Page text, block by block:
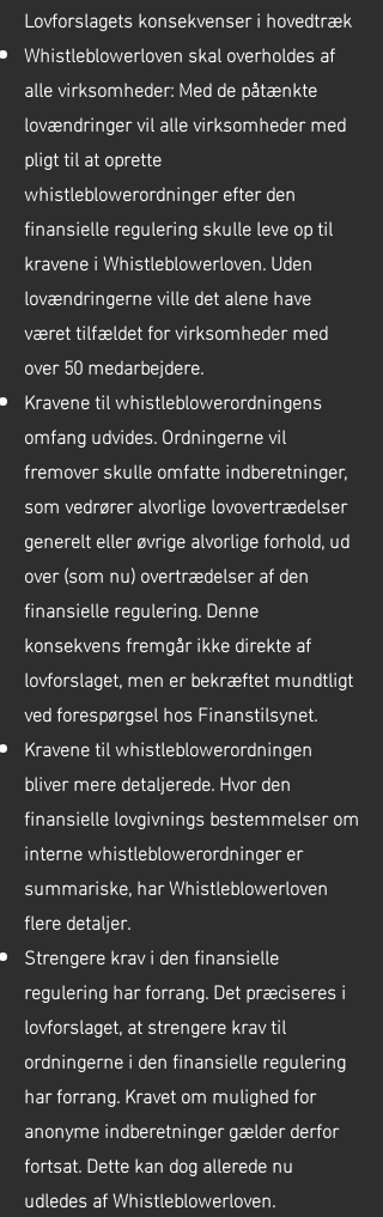
Lovforslagets konsekvenser i hovedtræk
Whistleblowerloven skal overholdes af
alle virksomheder: Med de påtænkte
lovændringer vil alle virksomheder med
pligt til at oprette
whistleblowerordninger efter den
finansielle regulering skulle leve op til
kravene i Whistleblowerloven. Uden
lovændringerne ville det alene have
været tilfældet for virksomheder med
over 50 medarbejdere.
Kravene til whistleblowerordningens
omfang udvides. Ordningerne vil
fremover skulle omfatte indberetninger,
som vedrører alvorlige lovovertrædelser
generelt eller øvrige alvorlige forhold, ud
over (som nu) overtrædelser af den
finansielle regulering. Denne
konsekvens fremgår ikke direkte af
lovforslaget, men er bekræftet mundtligt
ved forespørgsel hos Finanstilsynet.
Kravene til whistleblowerordningen
bliver mere detaljerede. Hvor den
finansielle lovgivnings bestemmelser om
interne whistleblowerordninger er
summariske, har Whistleblowerloven
flere detaljer.
Strengere krav i den finansielle
regulering har forrang. Det præciseres i
lovforslaget, at strengere krav til
ordningerne i den finansielle regulering
har forrang. Kravet om mulighed for
anonyme indberetninger gælder derfor
fortsat. Dette kan dog allerede nu
udledes af Whistleblowerloven.